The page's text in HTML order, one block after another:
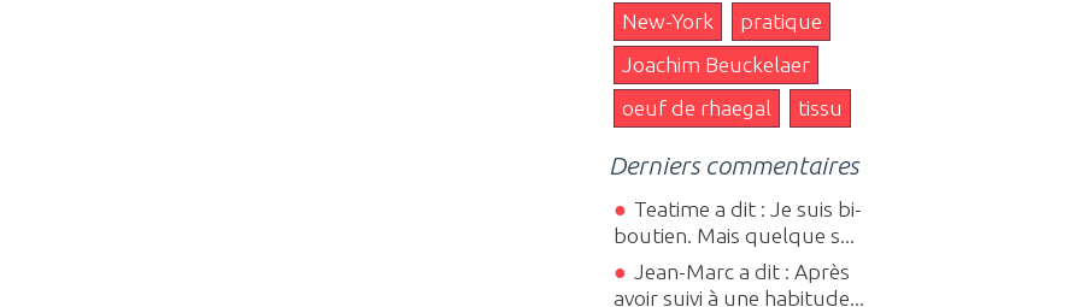
New-York
pratique
Joachim Beuckelaer
oeuf de rhaegal
tissu
Derniers commentaires
Teatime a dit : Je suis bi-
boutien. Mais quelque s...
Jean-Marc a dit : Après
avoir suivi à une habitude...